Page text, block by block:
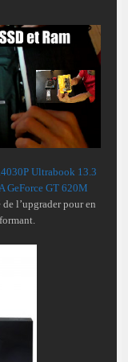
Ultrabook 13.3
GeForce GT 620M
l’upgrader pour en